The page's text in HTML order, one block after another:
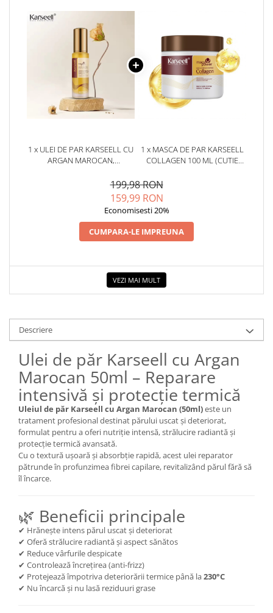
1 x ULEI DE PAR KARSEELL CU
ARGAN MAROCAN,
VITAMINA E ( PENTRU PARUL
USCAT SI DETERIORAT ) * 50
1 x MASCA DE PAR KARSEELL
COLLAGEN 100 ML (CUTIE
REGENERARE INTENSIVA,
TRATAMENT, REPARARE
PROFUNDA, PENTRU TOATE
TIPURILE DE PAR, STRALUCIRE
SI ELASTICITATE, REZULTATE
VIZIBILE
199,98 RON
159,99 RON
Economisesti 20%
CUMPARA-LE IMPREUNA
VEZI MAI MULT
Descriere
Ulei de păr Karseell cu Argan
Marocan 50ml – Reparare
intensivă și protecție termică
Uleiul de păr Karseell cu Argan Marocan (50ml)este un
tratament profesional destinat părului uscat și deteriorat,
formulat pentru a oferi nutriție intensă, strălucire radiantă și
protecție termică avansată.
Cu o textură ușoară și absorbție rapidă, acest ulei reparator
pătrunde în profunzimea fibrei capilare, revitalizând părul fără să
îl încarce.
🌿 Beneficii principale
✔ Hrănește intens părul uscat și deteriorat
✔ Oferă strălucire radiantă și aspect sănătos
✔ Reduce vârfurile despicate
✔ Controlează încrețirea (anti-frizz)
✔ Protejează împotriva deteriorării termice până la230°C
✔ Nu încarcă și nu lasă reziduuri grase